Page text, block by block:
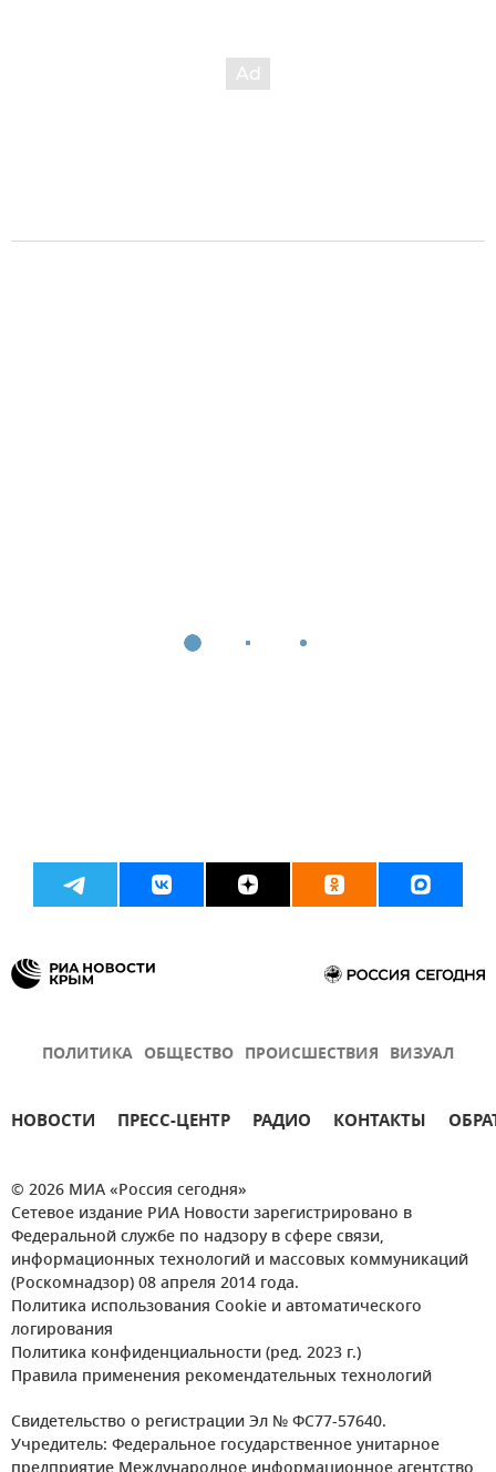
ПОЛИТИКА ОБЩЕСТВО ПРОИСШЕСТВИЯ ВИЗУАЛ
НОВОСТИ ПРЕСС-ЦЕНТР РАДИО КОНТАКТЫ
© 2026 МИА «Россия сегодня»
Сетевое издание РИА Новости зарегистрировано в
Федеральной службе по надзору в сфере связи,
информационных технологий и массовых коммуникаций
(Роскомнадзор) 08 апреля 2014 года.
Политика использования Cookie и автоматического
логирования
Политика конфиденциальности (ред. 2023 г.)
Правила применения рекомендательных технологий
Свидетельство о регистрации Эл № ФС77-57640.
Учредитель: Федеральное государственное унитарное